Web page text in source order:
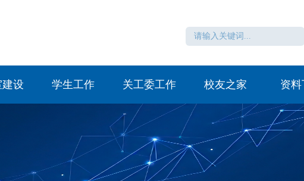
设 学生工作 关工委工作 校友之家 资